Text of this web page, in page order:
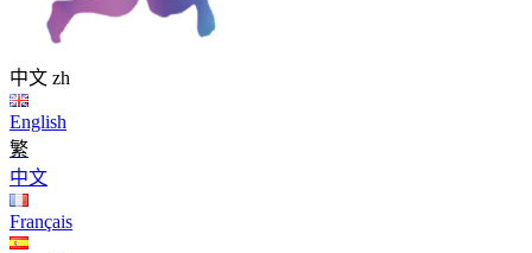
中文 zh
English
繁
中文
Français